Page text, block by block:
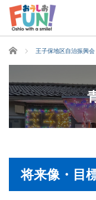
ホーム 王子保地区自治振興
将来像・目